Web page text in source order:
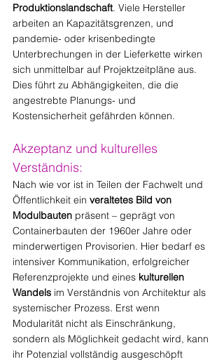
Produktionslandschaft. Viele Hersteller
arbeiten an Kapazitätsgrenzen, und
pandemie- oder krisenbedingte
Unterbrechungen in der Lieferkette wirken
sich unmittelbar auf Projektzeitpläne aus.
Dies führt zu Abhängigkeiten, die die
angestrebte Planungs- und
Kostensicherheit gefährden können.
Akzeptanz und kulturelles
Verständnis:
Nach wie vor ist in Teilen der Fachwelt und
Öffentlichkeit ein veraltetes Bild von
Modulbauten präsent – geprägt von
Containerbauten der 1960er Jahre oder
minderwertigen Provisorien. Hier bedarf es
intensiver Kommunikation, erfolgreicher
Referenzprojekte und eines kulturellen
Wandels im Verständnis von Architektur als
systemischer Prozess. Erst wenn
Modularität nicht als Einschränkung,
sondern als Möglichkeit gedacht wird, kann
ihr Potenzial vollständig ausgeschöpft